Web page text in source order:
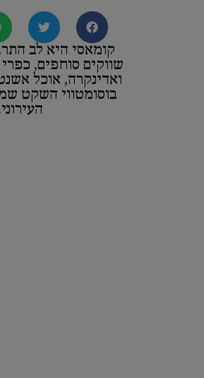
קומאסי היא לב
שווקים סוחפים,
ואדינקרה, אוכל
בוסומטווי השקט